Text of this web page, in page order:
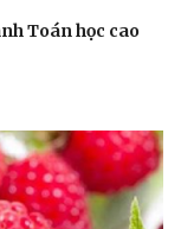
thời sự
Toán học cao